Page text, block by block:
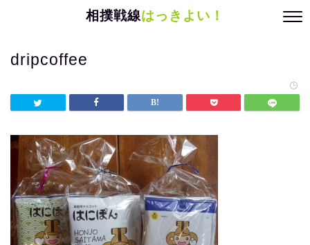
相撲戦線はっきよい！
dripcoffee